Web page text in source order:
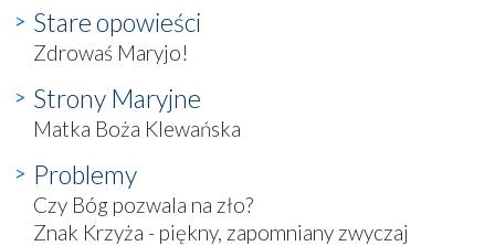
Stare opowieści
Zdrowaś Maryjo!
Strony Maryjne
Matka Boża Klewańska
Problemy
Czy Bóg pozwala na zło?
Znak Krzyża - piękny, zapomniany zwyczaj